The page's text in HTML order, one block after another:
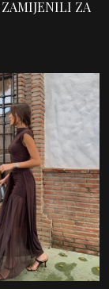
ZAMIJENILI ZA